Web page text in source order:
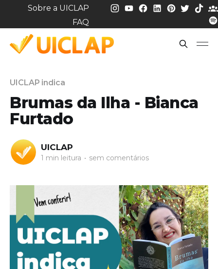
Sobre a UICLAP
FAQ
UICLAP indica
Brumas da Ilha - Bianca
Furtado
UICLAP
1 min leitura • sem comentários